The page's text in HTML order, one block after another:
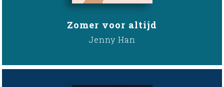
Zomer voor altijd
Jenny Han